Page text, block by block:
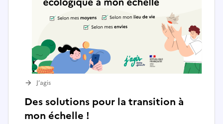
Des solutions pour la transition à
mon échelle !
J’agis